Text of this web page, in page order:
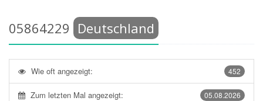
05864229 Deutschland
452
Wie oft angezeigt:
05.08.2026
Zum letzten Mal angezeigt: